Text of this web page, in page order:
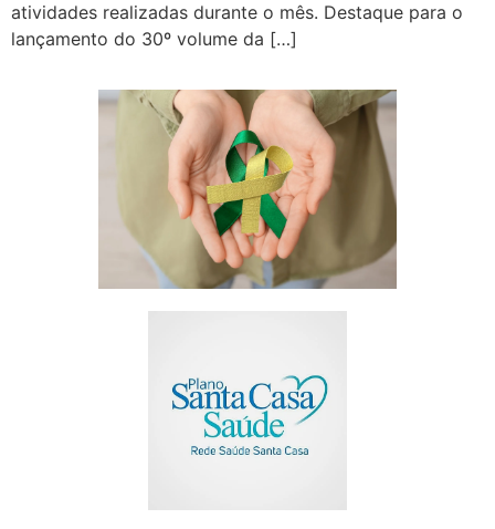
atividades realizadas durante o mês. Destaque para o
lançamento do 30º volume da […]